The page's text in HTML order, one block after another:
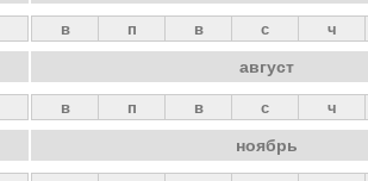
в п в с ч
август
в п в с ч
ноябрь